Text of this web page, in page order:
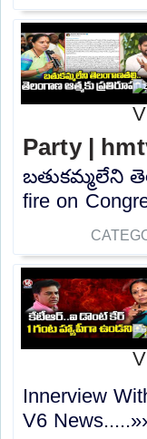
Party |
బతుకమ్మలేని
fire on
Innerview
V6